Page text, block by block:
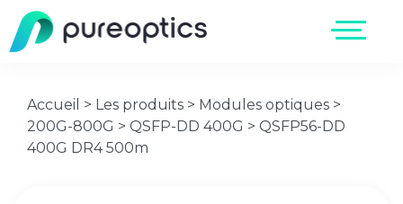
Accueil > Les produits > Modules optiques >
200G-800G > QSFP-DD 400G > QSFP56-DD
400G DR4 500m